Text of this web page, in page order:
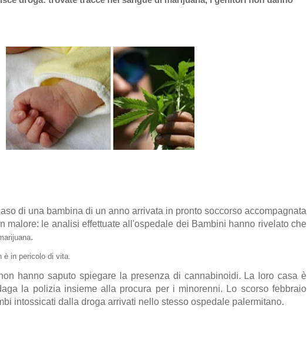
di una bambina di un anno arrivata in pronto soccorso accompagnata
malore: le analisi effettuate all'ospedale dei Bambini hanno rivelato che
.
è in pericolo di vita.
hanno saputo spiegare la presenza di cannabinoidi. La loro casa è
la polizia insieme alla procura per i minorenni. Lo scorso febbraio
intossicati dalla droga arrivati nello stesso ospedale palermitano.